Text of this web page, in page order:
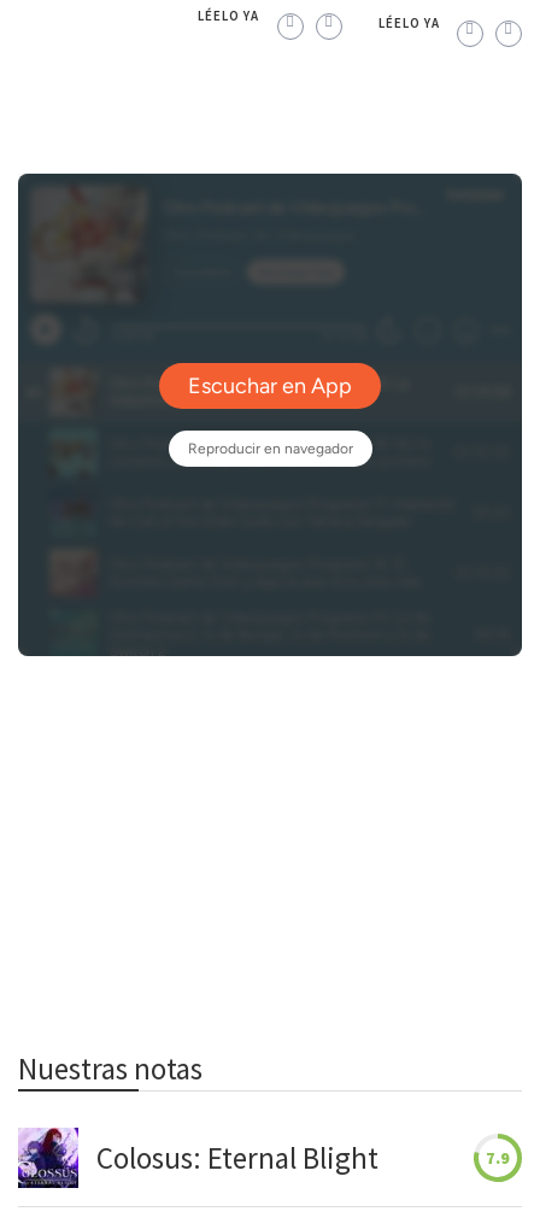
LÉELO YA LÉELO YA
Nuestras notas
Colosus: Eternal Blight 7.9